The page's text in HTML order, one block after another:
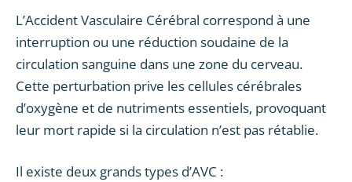
L’Accident Vasculaire Cérébral correspond à une
interruption ou une réduction soudaine de la
circulation sanguine dans une zone du cerveau.
Cette perturbation prive les cellules cérébrales
d’oxygène et de nutriments essentiels, provoquant
leur mort rapide si la circulation n’est pas rétablie.
Il existe deux grands types d’AVC :